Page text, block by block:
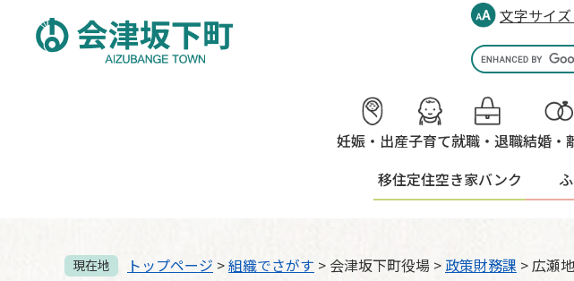
文字サイ
Google
カ
ス
タ
ム
索
妊娠・出産子育て就職・退職結婚・
移住定住空き家バンク
現在地 トップページ >組織でさがす > 会津坂下町役場 > 政策財務課 >広瀬